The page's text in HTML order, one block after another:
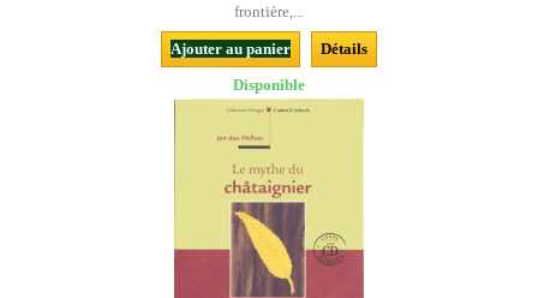
frontière,...
Ajouter au panier
Détails
Disponible